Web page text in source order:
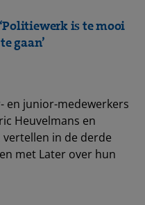
is te mooi
gaan’
en junior-medewerkers
Heuvelmans en
in de derde
met Later over hun